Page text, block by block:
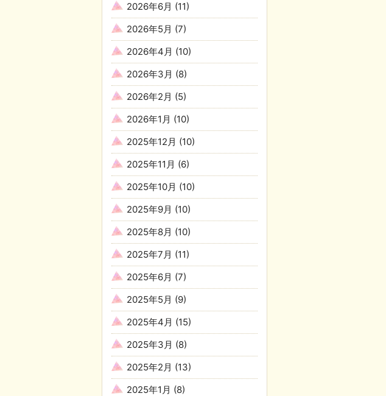
2026年6月 (11)
2026年5月 (7)
2026年4月 (10)
2026年3月 (8)
2026年2月 (5)
2026年1月 (10)
2025年12月 (10)
2025年11月 (6)
2025年10月 (10)
2025年9月 (10)
2025年8月 (10)
2025年7月 (11)
2025年6月 (7)
2025年5月 (9)
2025年4月 (15)
2025年3月 (8)
2025年2月 (13)
2025年1月 (8)